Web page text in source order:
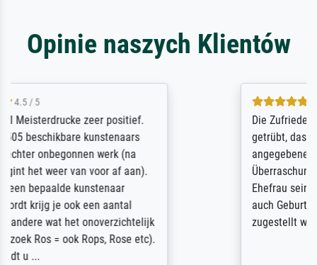
Opinie naszych Klientów
Die Zufriedenheit ist auch nicht dadurch
getrübt, dass das Bild entgegen einer
angegebenen Lieferanschrift (sollte eine
Überraschung für die normannische
Ehefrau sein zum Hochzeits- gleichzeitig
auch Geburtstag sein) doch nach zu Hause
zugestellt wurde.